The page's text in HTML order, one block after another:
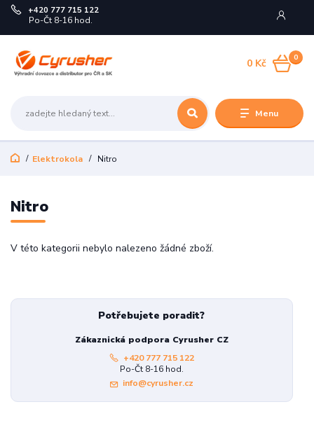
Menu
+420 777 715 122
Po-Čt 8-16 hod.
0
0 Kč
Elektrokola Nitro
Nitro
V této kategorii nebylo nalezeno žádné zboží.
Potřebujete poradit?
Zákaznická podpora Cyrusher CZ
+420 777 715 122
Po-Čt 8-16 hod.
info@cyrusher.cz